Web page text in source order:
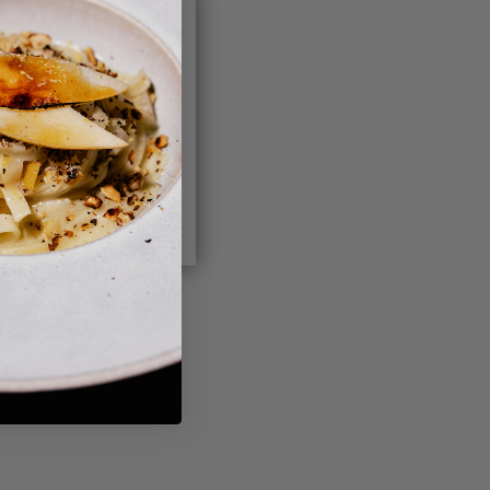
und stets gesetzt
dienen
nur mit Ihrer